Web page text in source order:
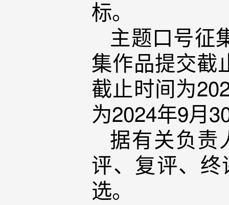
标。
主题口号征
集作品提交截
截止时间为
为2024年9月
据有关负责
评、复评、
选。